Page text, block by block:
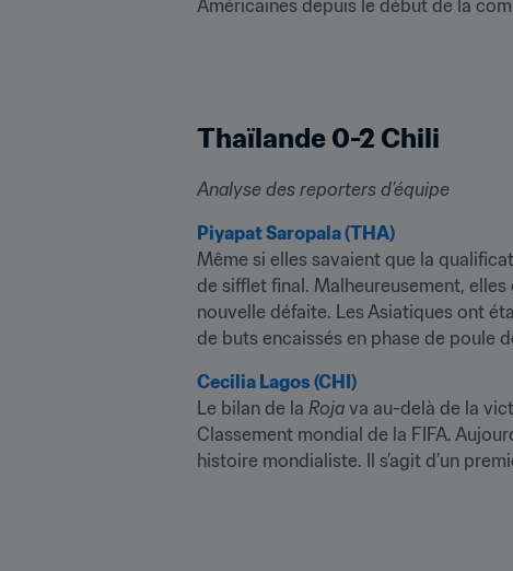
Américaines depuis le début de la
Thaïlande 0-2 Chili
Analyse des reporters d’équipe
Piyapat Saropala (THA)
Même si elles savaient que la
de sifflet final. Malheureusement,
nouvelle défaite. Les Asiatiques ont
de buts encaissés en phase de poule
Cecilia Lagos (CHI)
Le bilan de la Roja va au-delà de la
Classement mondial de la FIFA.
histoire mondialiste. Il s’agit d’un